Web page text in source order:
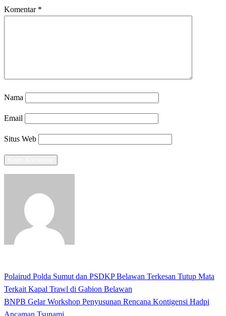
Komentar *
Nama
Email
Situs Web
Navigasi
pos
Previous
Post
Polairud Polda Sumut dan PSDKP Belawan Terkesan Tutup Mata
Terkait Kapal Trawl di Gabion Belawan
Next
Post
BNPB Gelar Workshop Penyusunan Rencana Kontigensi Hadpi